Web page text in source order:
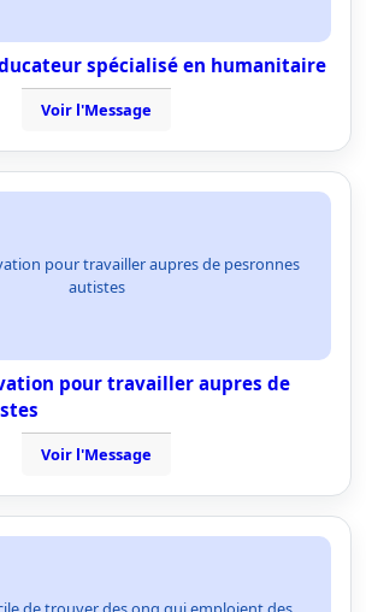
spécialisé en humanitaire
Voir l'Message
pour travailler aupres de pesronnes
autistes
pour travailler aupres de
Voir l'Message